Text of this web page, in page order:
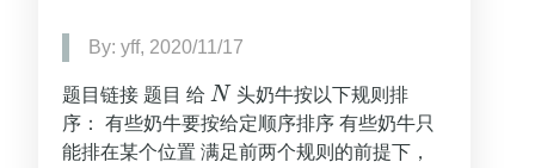
By: yff, 2020/11/17
题目链接 题目 给 N
N 头奶牛按以下规则排
序： 有些奶牛要按给定顺序排序 有些奶牛只
能排在某个位置 满足前两个规则的前提下，